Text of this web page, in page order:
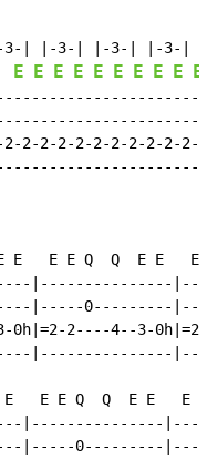
| |-3-| |-3-| |-3-|
E E E E E E E E E E
||
||
2-2-2-2-2-2-2-2-2-2-||
||
E   E E Q  Q  E E   E
|---------------
|-----0---------
2----4--3-0h|=2-
|---------------
E E Q  Q  E E   E E
|---------------
|-----0---------